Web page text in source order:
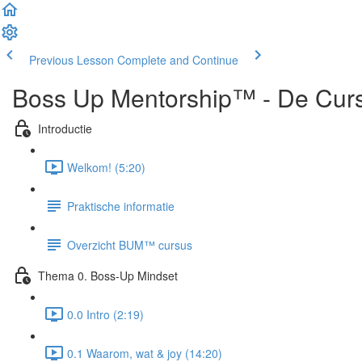
Previous Lesson Complete and Continue
Boss Up Mentorship™ - De
Introductie
Welkom! (5:20)
Praktische informatie
Overzicht BUM™ cursus
Thema 0. Boss-Up Mindset
0.0 Intro (2:19)
0.1 Waarom, wat & joy (14:20)